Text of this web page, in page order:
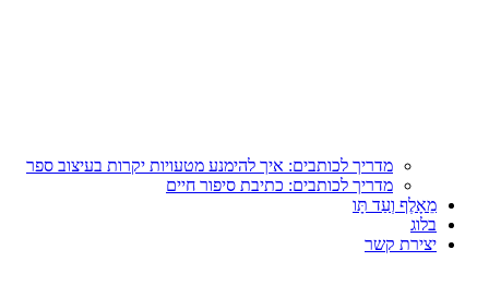
מדריך לכותבים: איך להימנע מטעויות יקרות בעיצוב ספר
מדריך לכותבים: כתיבת סיפור חיים
מֵאָלֶף וְעַד תָּו
בלוג
יצירת קשר